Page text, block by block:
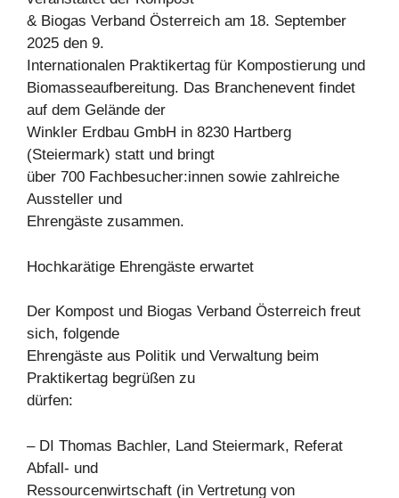
& Biogas Verband Österreich am 18. September
2025 den 9.
Internationalen Praktikertag für Kompostierung und
Biomasseaufbereitung. Das Branchenevent findet
auf dem Gelände der
Winkler Erdbau GmbH in 8230 Hartberg
(Steiermark) statt und bringt
über 700 Fachbesucher:innen sowie zahlreiche
Aussteller und
Ehrengäste zusammen.
Hochkarätige Ehrengäste erwartet
Der Kompost und Biogas Verband Österreich freut
sich, folgende
Ehrengäste aus Politik und Verwaltung beim
Praktikertag begrüßen zu
dürfen:
– DI Thomas Bachler, Land Steiermark, Referat
Abfall- und
Ressourcenwirtschaft (in Vertretung von